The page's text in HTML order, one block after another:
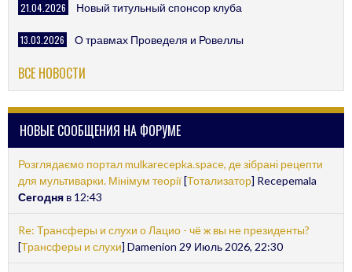
21.04.2026 Новый титульный спонсор клуба
13.03.2026 О травмах Проведеля и Ровеллы
ВСЕ НОВОСТИ
НОВЫЕ СООБЩЕНИЯ НА ФОРУМЕ
Розглядаємо портал mulkarecepka.space, де зібрані рецепти
для мультиварки. Мінімум теорії[Тотализатор] Recepemala
Сегодня в 12:43
Re: Трансферы и слухи о Лацио - чё ж вы не президенты?
[Трансферы и слухи] Damenion 29 Июль 2026, 22:30